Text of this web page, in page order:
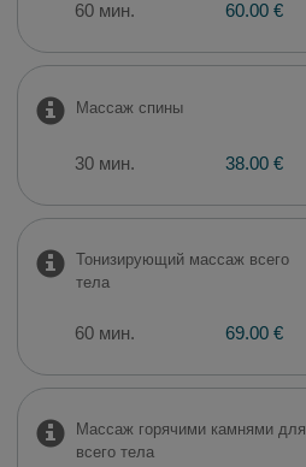
60 мин. 60.00 €
Массаж спины
30 мин. 38.00 €
Тонизирующий массаж всего
тела
60 мин. 69.00 €
Массаж горячими камнями для
всего тела